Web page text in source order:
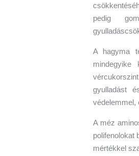
pedig
A hagyma
mindegyike
gyulladást
védelemmel,
A méz
polifenolokat
mértékkel